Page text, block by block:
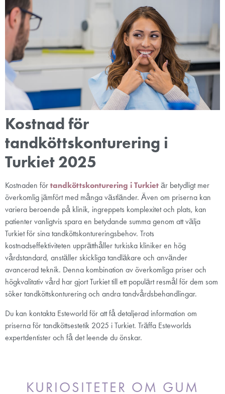
Kostnad för
tandköttskonturering i
Turkiet 2025
Kostnaden för tandköttskonturering i Turkiet är betydligt mer
överkomlig jämfört med många västländer. Även om priserna kan
variera beroende på klinik, ingreppets komplexitet och plats, kan
patienter vanligtvis spara en betydande summa genom att välja
Turkiet för sina tandköttskontureringsbehov. Trots
kostnadseffektiviteten upprätthåller turkiska kliniker en hög
vårdstandard, anställer skickliga tandläkare och använder
avancerad teknik. Denna kombination av överkomliga priser och
högkvalitativ vård har gjort Turkiet till ett populärt resmål för dem som
söker tandköttskonturering och andra tandvårdsbehandlingar.
Du kan kontakta Esteworld för att få detaljerad information om
priserna för tandköttsestetik 2025 i Turkiet. Träffa Esteworlds
expertdentister och få det leende du önskar.
KURIOSITETER OM GUM